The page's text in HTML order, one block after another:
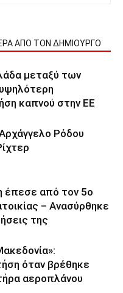
ΑΠΟ ΤΟΝ ΔΗΜΙΟΥΡΓΟ
μεταξύ των
καπνού στην ΕΕ
Ρόδου
έπεσε από τον 5ο
– Ανασύρθηκε
της
όταν βρέθηκε
αεροπλάνου